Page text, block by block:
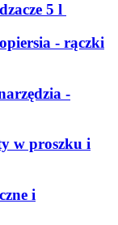
5 l
- rączki
-
w proszku i
i